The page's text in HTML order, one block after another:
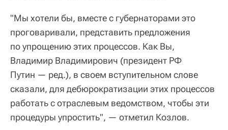
"Мы хотели бы, вместе с губернаторами это
проговаривали, представить предложения
по упрощению этих процессов. Как Вы,
Владимир Владимирович (президент РФ
Путин — ред.), в своем вступительном слове
сказали, для дебюрократизации этих процессов
работать с отраслевым ведомством, чтобы эти
процедуры упростить", — отметил Козлов.